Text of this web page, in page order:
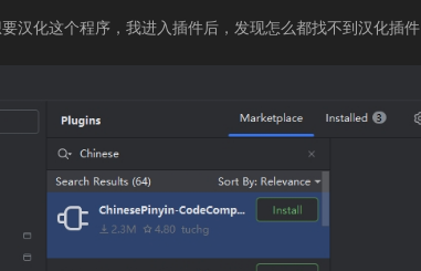
汉化这个程序，我进入插件后，发现怎么都找不到汉化插件